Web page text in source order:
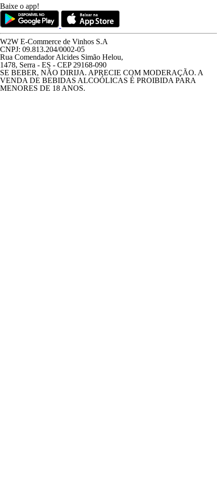
Baixe o app!
W2W E-Commerce de Vinhos S.A
CNPJ: 09.813.204/0002-05
Rua Comendador Alcides Simão Helou,
1478, Serra - ES - CEP 29168-090
SE BEBER, NÃO DIRIJA. APRECIE COM MODERAÇÃO. A
VENDA DE BEBIDAS ALCOÓLICAS É PROIBIDA PARA
MENORES DE 18 ANOS.